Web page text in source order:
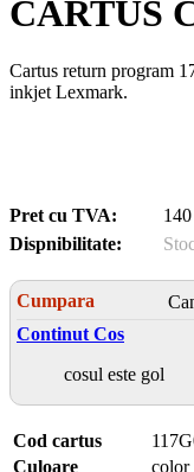
CARTUS
Cartus return program
inkjet Lexmark.
Pret cu TVA:
Dispnibilitate:
Cumpara
Continut Cos
cosul este gol
Cod cartus
Culoare
color